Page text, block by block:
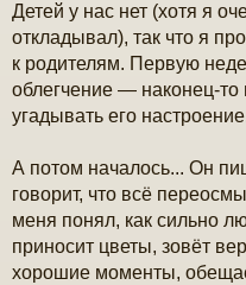
Детей у нас нет (хотя я
откладывал), так что я
к родителям. Первую
облегчение — наконец-то
угадывать его
А потом началось... Он
говорит, что всё
меня понял, как сильно
приносит цветы, зовёт
хорошие моменты,